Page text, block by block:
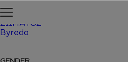
ΠΕΡΙΠΟΙΗΣΗ
ΣΩΜΑΤΟΣ
Byredo /